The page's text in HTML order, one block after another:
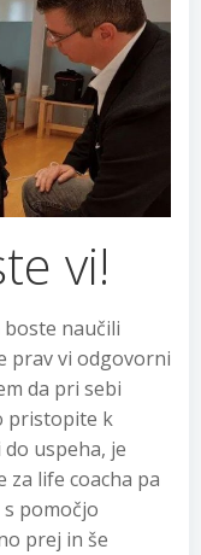
vi!
naučili
prav vi odgovorni
da pri sebi
pristopite k
uspeha, je
za life coacha pa
pomočjo
prej in še